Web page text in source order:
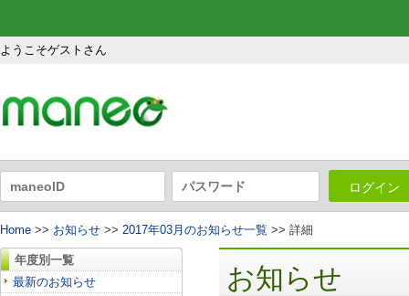
ようこそゲストさん
ログイン
Home >> お知らせ >> 2017年03月のお知らせ一覧 >> 詳細
年度別一覧
最新のお知らせ
お知らせ